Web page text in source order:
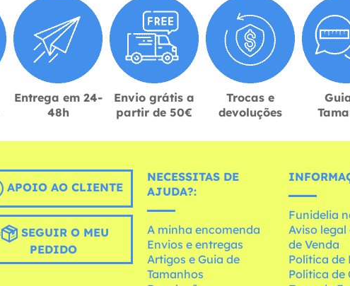
Entrega em 24-
48h
Envio grátis a
partir de 50€
Trocas e
devoluções
APOIO AO CLIENTE
SEGUIR O MEU
PEDIDO
NECESSITAS DE
AJUDA?:
A minha encomenda
Envios e entregas
Artigos e Guia de
Tamanhos
Funidelia
Aviso legal
de Venda
Política de
Política de